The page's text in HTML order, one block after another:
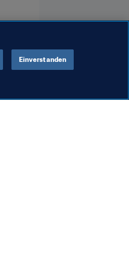
Einverstanden